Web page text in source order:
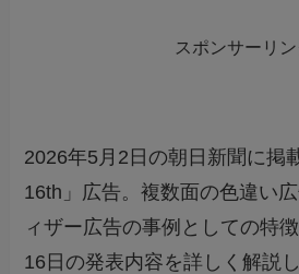
スポンサーリン
2026年5月2日の朝日新聞に掲
16th」広告。複数面の色違い
ィザー広告の事例としての特
16日の発表内容を詳しく解説し